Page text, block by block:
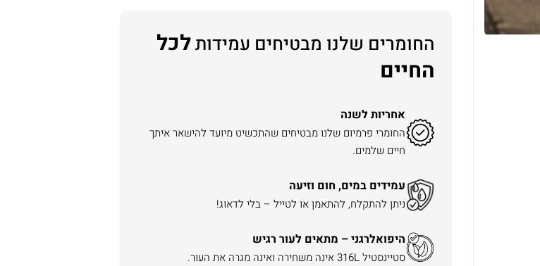
החומרים שלנו מבטיחים עמידותלכל
החיים
אחריות לשנה
החומרי פרמיום שלנו מבטיחים שהתכשיט מיועד להישאר איתך
חיים שלמים.
עמידים במים, חום וזיעה
ניתן להתקלח, להתאמן או לטייל – בלי לדאוג!
היפואלרגני – מתאים לעור רגיש
סטיינסטיל 316L אינה משחירה ואינה מגרה את העור.